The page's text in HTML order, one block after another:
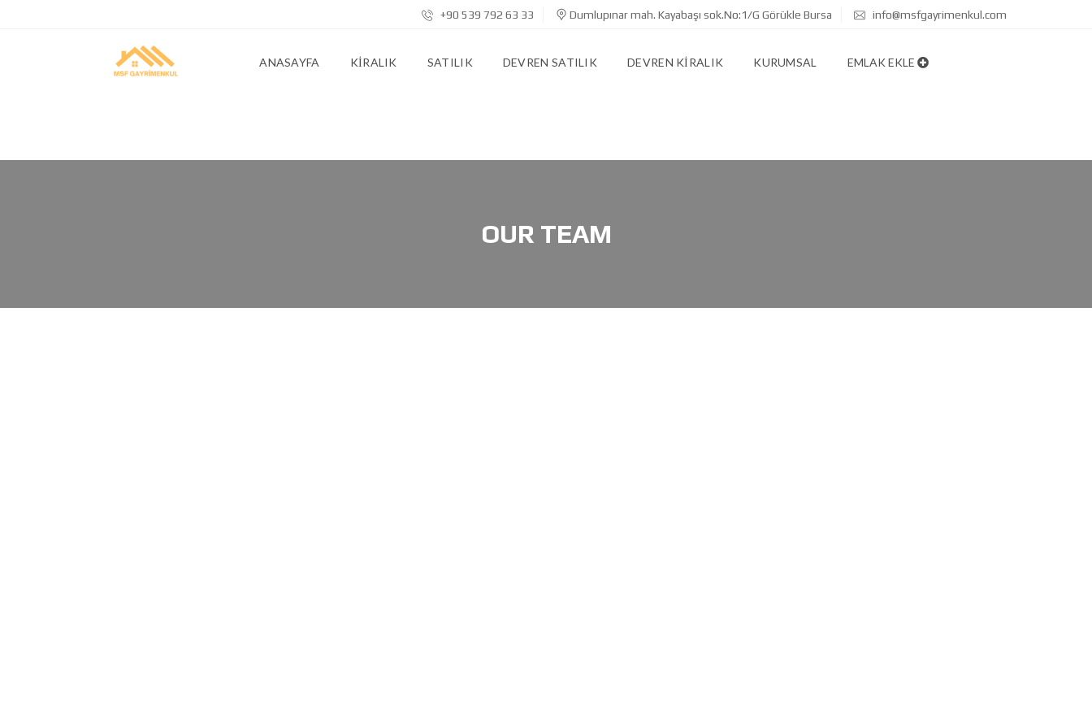
+90 539 792 63 33 Dumlupınar mah. Kayabaşı sok.No:1/G Görükle Bursa info@msfgayrimenkul.com
ANASAYFA KIRALIK SATILIK DEVREN SATILIK DEVREN KIRALIK KURUMSAL EMLAK EKLE
OUR TEAM